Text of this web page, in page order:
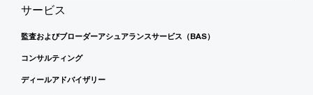
サービス
監査およびブローダーアシュアランスサービス（BAS）
コンサルティング
ディールアドバイザリー